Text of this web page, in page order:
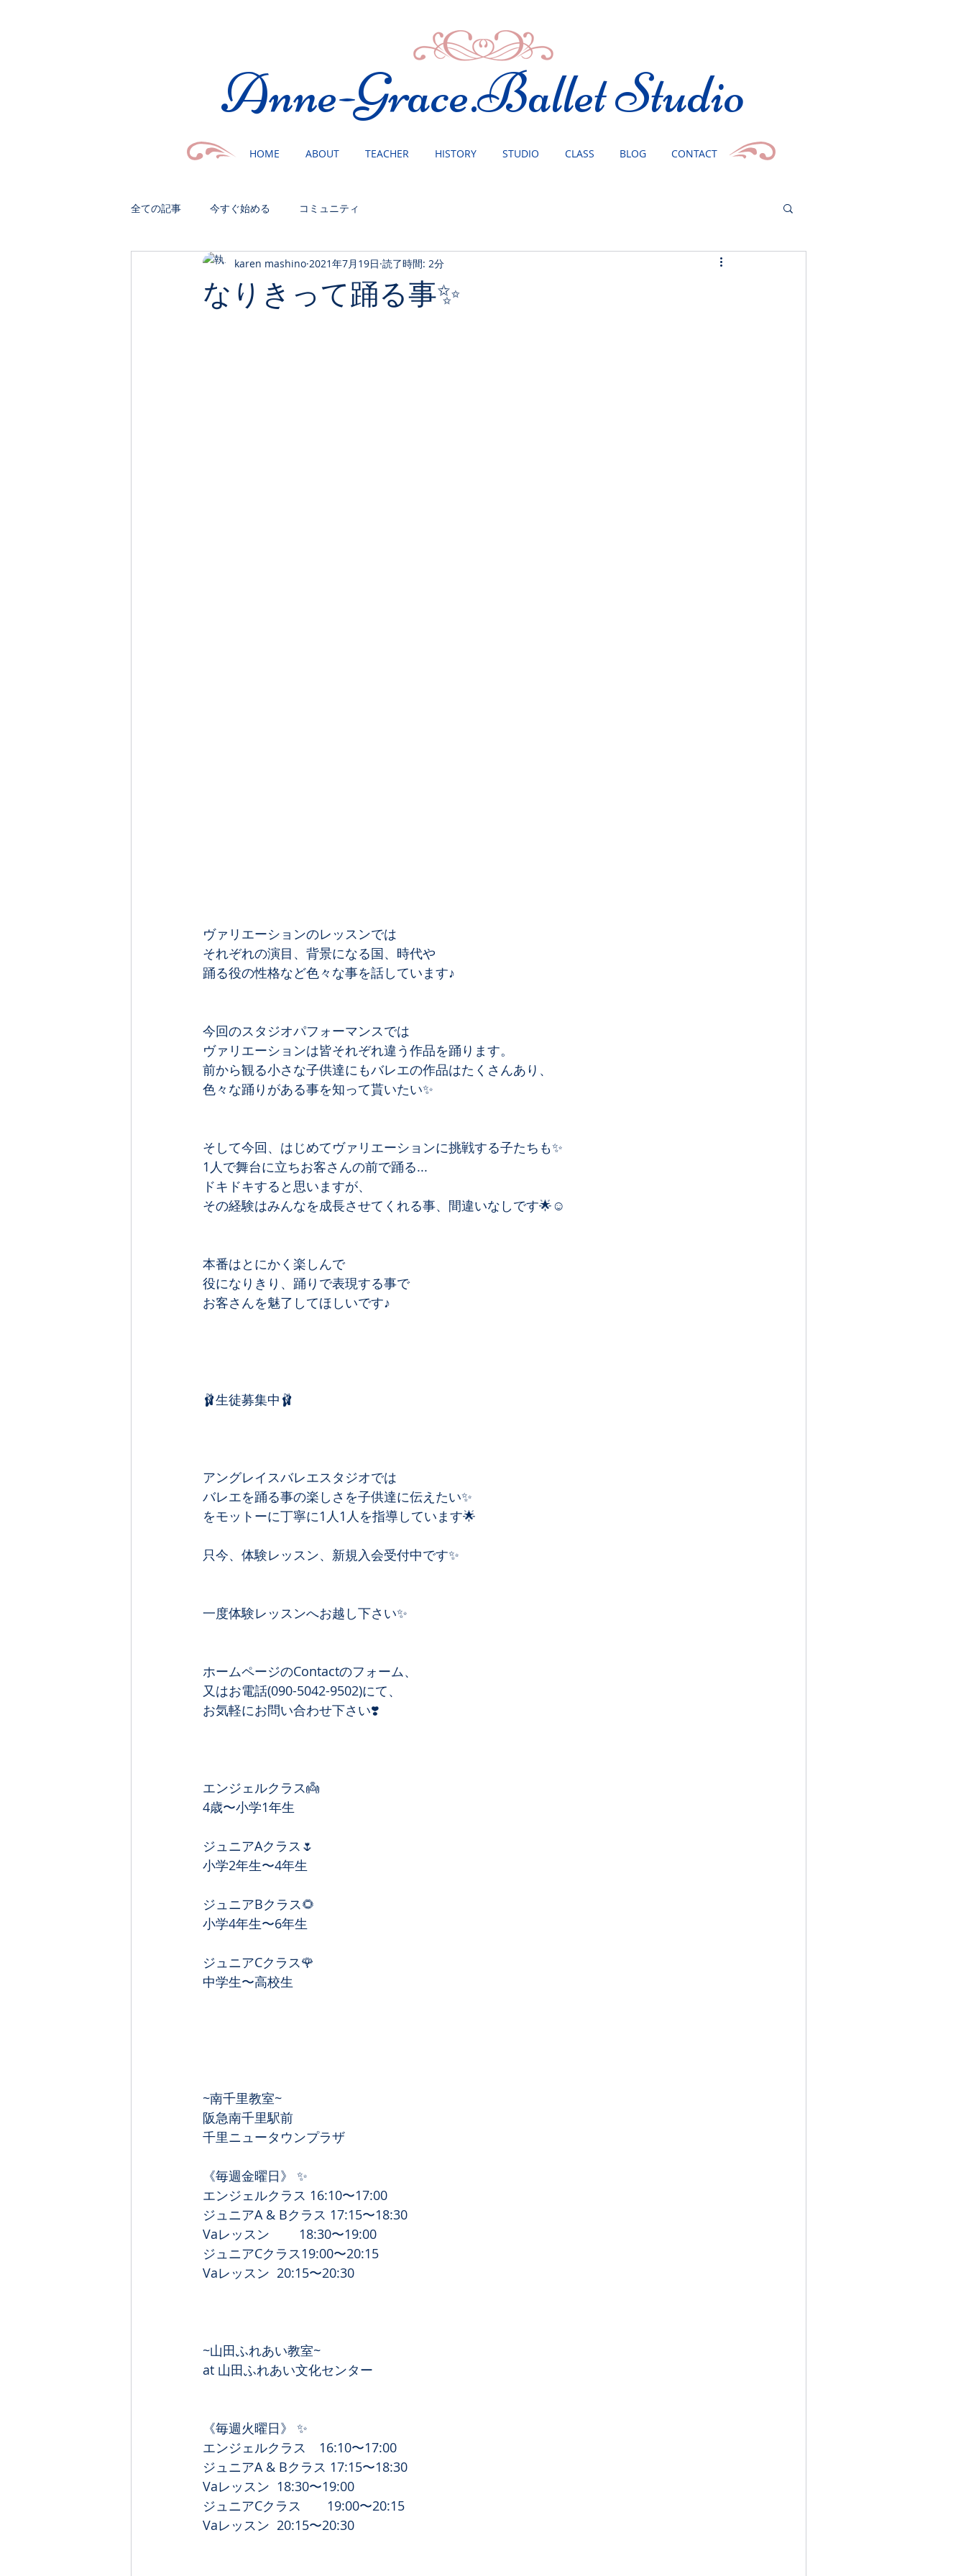
​Anne-Grace.Ballet Studio
HOME ABOUT TEACHER HISTORY STUDIO CLASS BLOG CONTACT
全ての記事 今すぐ始める コミュニティ
なりきって踊る事✨
karen mashino 2021年7月19日 読了時間: 2分
ヴァリエーションのレッスンでは
それぞれの演目、背景になる国、時代や
踊る役の性格など色々な事を話しています♪
今回のスタジオパフォーマンスでは
ヴァリエーションは皆それぞれ違う作品を踊ります。
前から観る小さな子供達にもバレエの作品はたくさんあり、
色々な踊りがある事を知って貰いたい✨
そして今回、はじめてヴァリエーションに挑戦する子たちも✨
1人で舞台に立ちお客さんの前で踊る...
ドキドキすると思いますが、
その経験はみんなを成長させてくれる事、間違いなしです🌟☺️
本番はとにかく楽しんで
役になりきり、踊りで表現する事で
お客さんを魅了してほしいです♪
🩰生徒募集中🩰
アングレイスバレエスタジオでは
バレエを踊る事の楽しさを子供達に伝えたい✨
をモットーに丁寧に1人1人を指導しています🌟
只今、体験レッスン、新規入会受付中です✨
一度体験レッスンへお越し下さい✨
ホームページのContactのフォーム、
又はお電話(090-5042-9502)にて、
お気軽にお問い合わせ下さい❣️
エンジェルクラス👼
4歳〜小学1年生
ジュニアAクラス🌷
小学2年生〜4年生
ジュニアBクラス🌻
小学4年生〜6年生
ジュニアCクラス🌹
中学生〜高校生
~南千里教室~
阪急南千里駅前
千里ニュータウンプラザ
《毎週金曜日》 ✨
エンジェルクラス 16:10〜17:00
ジュニアA & Bクラス 17:15〜18:30
Vaレッスン　　 18:30〜19:00
ジュニアCクラス19:00〜20:15
Vaレッスン  20:15〜20:30
~山田ふれあい教室~
at 山田ふれあい文化センター
《毎週火曜日》 ✨
エンジェルクラス　16:10〜17:00
ジュニアA & Bクラス 17:15〜18:30
Vaレッスン  18:30〜19:00
ジュニアCクラス　　19:00〜20:15
Vaレッスン  20:15〜20:30